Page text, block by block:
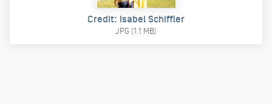
Credit: Isabel Schiffler
JPG (1.1 MB)